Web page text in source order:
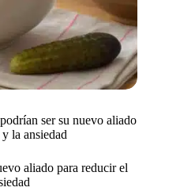
ser su nuevo aliado
la ansiedad
aliado para reducir el